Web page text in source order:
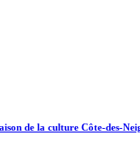
de la culture Côte-des-